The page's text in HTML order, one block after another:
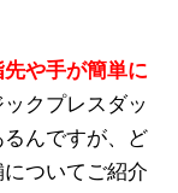
や手が簡単に
クプレスダッ
んですが、ど
ついてご紹介